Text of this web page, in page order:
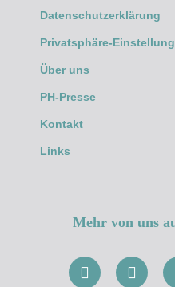
Datenschutzerklärung
Privatsphäre-
Über uns
PH-Presse
Kontakt
Links
Mehr von uns